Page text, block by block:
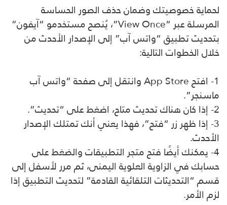
لحماية خصوصيتك وضمان حذف الصور الحساسة
المرسلة عبر “View Once”، يُنصح مستخدمو “آيفون”
بتحديث تطبيق “واتس آب” إلى الإصدار الأحدث من
خلال الخطوات التالية:
1- افتح App Store وانتقل إلى صفحة “واتس آب
ماسنجر”.
2- إذا كان هناك تحديث متاح، اضغط على “تحديث”.
3- إذا ظهر زر “فتح”، فهذا يعني أنك تمتلك الإصدار
الأحدث.
4- يمكنك أيضًا فتح متجر التطبيقات والضغط على
حسابك في الزاوية العلوية اليمنى، ثم مرر لأسفل إلى
قسم “التحديثات التلقائية القادمة” لتحديث التطبيق إذا
لزم الأمر.